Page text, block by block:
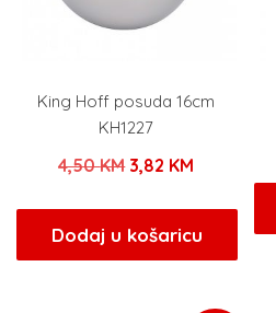
King Hoff posuda 16cm
KH1227
4,50KM Izvorna
bila
je:
3,82 KM
je:
3,82 KM.
Dodaj u košaricu